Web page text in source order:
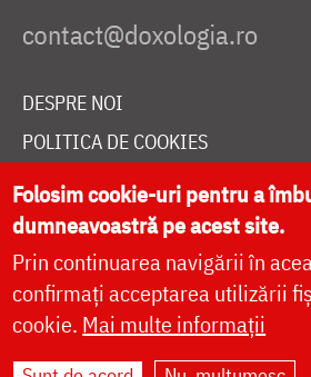
DESPRE NOI
POLITICA DE COOKIES
DONEAZĂ ONLINE PENTRU
LIVE
Folosim cookie-uri pentru a
dumneavoastră pe acest site.
Prin continuarea navigării în
confirmați acceptarea utilizării
cookie. Mai multe informații